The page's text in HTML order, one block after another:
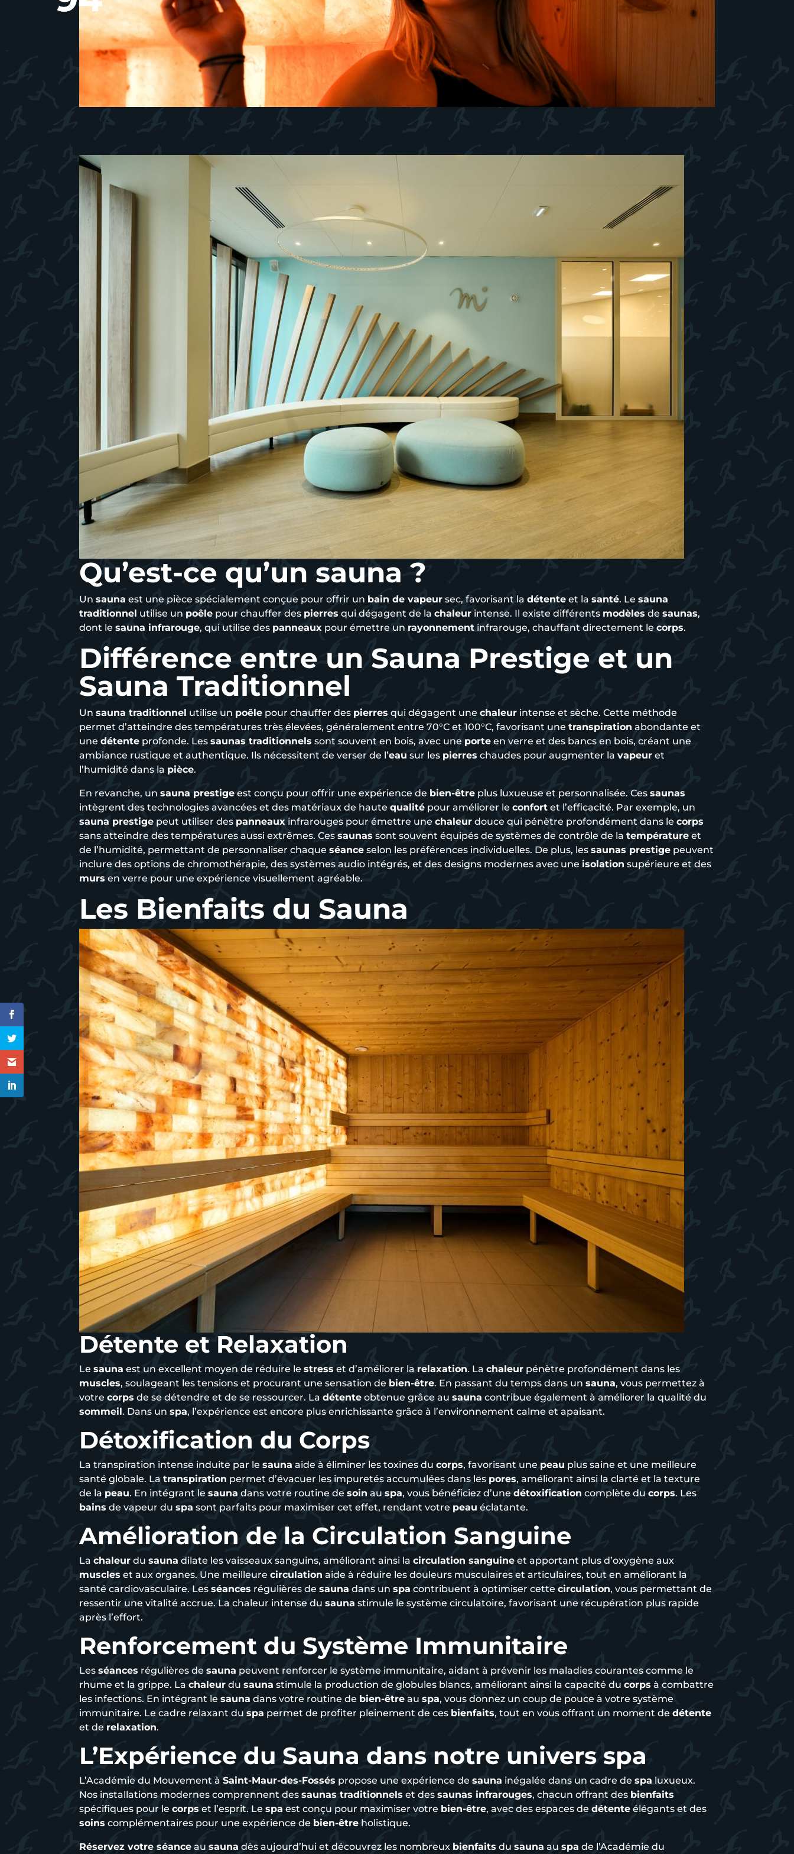
Qu’est-ce qu’un sauna ?
Unsauna est une pièce spécialement conçue pour offrir un bain de vapeur sec, favorisant ladétente et lasanté. Lesauna
traditionnel utilise un poêle pour chauffer des pierres qui dégagent de lachaleur intense. Il existe différents modèles desaunas,
dont lesauna infrarouge, qui utilise des panneaux pour émettre un rayonnement infrarouge, chauffant directement lecorps.
Différence entre un Sauna Prestige et un
Sauna Traditionnel
Unsauna traditionnel utilise un poêle pour chauffer des pierres qui dégagent unechaleur intense et sèche. Cette méthode
permet d’atteindre des températures très élevées, généralement entre 70°C et 100°C, favorisant unetranspiration abondante et
unedétente profonde. Lessaunas traditionnels sont souvent en bois, avec une porte en verre et des bancs en bois, créant une
ambiance rustique et authentique. Ils nécessitent de verser de l’eau sur les pierres chaudes pour augmenter lavapeur et
l’humidité dans la pièce.
En revanche, unsauna prestige est conçu pour offrir une expérience de bien-être plus luxueuse et personnalisée. Cessaunas
intègrent des technologies avancées et des matériaux de hautequalité pour améliorer leconfort et l’efficacité. Par exemple, un
sauna prestige peut utiliser des panneaux infrarouges pour émettre unechaleur douce qui pénètre profondément dans lecorps
sans atteindre des températures aussi extrêmes. Cessaunas sont souvent équipés de systèmes de contrôle de latempérature et
de l’humidité, permettant de personnaliser chaqueséance selon les préférences individuelles. De plus, lessaunas prestige peuvent
inclure des options de chromothérapie, des systèmes audio intégrés, et des designs modernes avec une isolation supérieure et des
murs en verre pour une expérience visuellement agréable.
Les Bienfaits du Sauna
Détente et Relaxation
Lesauna est un excellent moyen de réduire lestress et d’améliorer la relaxation. Lachaleur pénètre profondément dans les
muscles, soulageant les tensions et procurant une sensation de bien-être. En passant du temps dans unsauna, vous permettez à
votrecorps de se détendre et de se ressourcer. Ladétente obtenue grâce ausauna contribue également à améliorer la qualité du
sommeil. Dans unspa, l’expérience est encore plus enrichissante grâce à l’environnement calme et apaisant.
Détoxification du Corps
La transpiration intense induite par lesauna aide à éliminer les toxines ducorps, favorisant une peau plus saine et une meilleure
santé globale. Latranspiration permet d’évacuer les impuretés accumulées dans les pores, améliorant ainsi la clarté et la texture
de la peau. En intégrant lesauna dans votre routine desoin auspa, vous bénéficiez d’unedétoxification complète ducorps. Les
bains de vapeur duspa sont parfaits pour maximiser cet effet, rendant votre peau éclatante.
Amélioration de la Circulation Sanguine
Lachaleur dusauna dilate les vaisseaux sanguins, améliorant ainsi lacirculation sanguine et apportant plus d’oxygène aux
muscles et aux organes. Une meilleurecirculation aide à réduire les douleurs musculaires et articulaires, tout en améliorant la
santé cardiovasculaire. Lesséances régulières desauna dans unspa contribuent à optimiser cettecirculation, vous permettant de
ressentir une vitalité accrue. La chaleur intense dusauna stimule le système circulatoire, favorisant une récupération plus rapide
après l’effort.
Renforcement du Système Immunitaire
Lesséances régulières desauna peuvent renforcer le système immunitaire, aidant à prévenir les maladies courantes comme le
rhume et la grippe. Lachaleur dusauna stimule la production de globules blancs, améliorant ainsi la capacité ducorps à combattre
les infections. En intégrant lesauna dans votre routine de bien-être auspa, vous donnez un coup de pouce à votre système
immunitaire. Le cadre relaxant duspa permet de profiter pleinement de ces bienfaits, tout en vous offrant un moment dedétente
et de relaxation.
L’Expérience du Sauna dans notre univers spa
L’Académie du Mouvement àSaint-Maur-des-Fossés propose une expérience desauna inégalée dans un cadre despa luxueux.
Nos installations modernes comprennent dessaunas traditionnels et dessaunas infrarouges, chacun offrant des bienfaits
spécifiques pour lecorps et l’esprit. Lespa est conçu pour maximiser votre bien-être, avec des espaces dedétente élégants et des
soins complémentaires pour une expérience de bien-être holistique.
Réservez votre séance ausauna dès aujourd’hui et découvrez les nombreux bienfaits dusauna auspa de l’Académie du